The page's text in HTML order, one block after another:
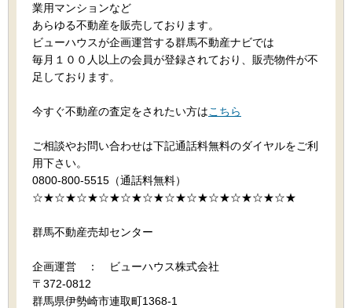
業用マンションなど
あらゆる不動産を販売しております。
ビューハウスが企画運営する群馬不動産ナビでは
毎月１００人以上の会員が登録されており、販売物件が不
足しております。
今すぐ不動産の査定をされたい方はこちら
ご相談やお問い合わせは下記通話料無料のダイヤルをご利
用下さい。
0800-800-5515（通話料無料）
☆★☆★☆★☆★☆★☆★☆★☆★☆★☆★☆★☆★
群馬不動産売却センター
企画運営 ： ビューハウス株式会社
〒372-0812
群馬県伊勢崎市連取町1368-1